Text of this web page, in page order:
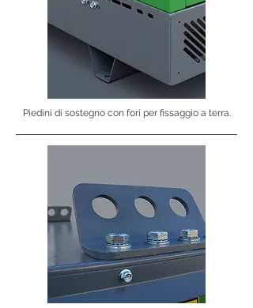
Piedini di sostegno con fori per fissaggio a terra.